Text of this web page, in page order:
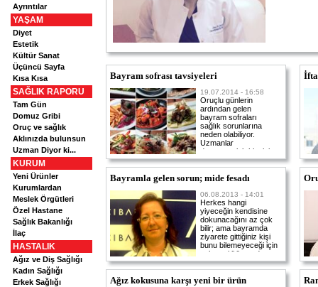
Ayrıntılar
YAŞAM
Diyet
Estetik
Kültür Sanat
Üçüncü Sayfa
Kısa Kısa
SAĞLIK RAPORU
Tam Gün
Domuz Gribi
Oruç ve sağlık
Aklınızda bulunsun
Uzman Diyor ki...
KURUM
Yeni Ürünler
Kurumlardan
Meslek Örgütleri
Özel Hastane
Sağlık Bakanlığı
İlaç
HASTALIK
Ağız ve Diş Sağlığı
Kadın Sağlığı
Erkek Sağlığı
Bayram sofrası tavsiyeleri
19.07.2014 - 16:58
Oruçlu günlerin
ardından gelen
bayram sofraları
sağlık sorunlarına
neden olabiliyor.
Uzmanlar
doyumsuzluk hissinin
neden olabileceği
sorunlara dikkat
çekiyorlar.
Bayramla gelen sorun; mide fesadı
06.08.2013 - 14:01
Herkes hangi
yiyeceğin kendisine
dokunacağını az çok
bilir; ama bayramda
ziyarete gittiğiniz kişi
bunu bilemeyeceği için
çok çeşitli ikramda
bulunur. Hatır için
hepsinden alayım
derseniz, midenize
Ağız kokusuna karşı yeni bir ürün